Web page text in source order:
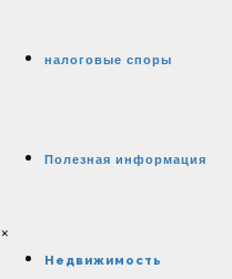
налоговые споры
Полезная информация
×
Недвижимость